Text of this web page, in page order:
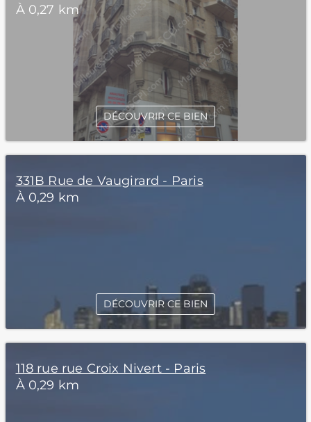
À 0,27 km
DÉCOUVRIR CE BIEN
331B Rue de Vaugirard - Paris
À 0,29 km
DÉCOUVRIR CE BIEN
118 rue rue Croix Nivert - Paris
À 0,29 km